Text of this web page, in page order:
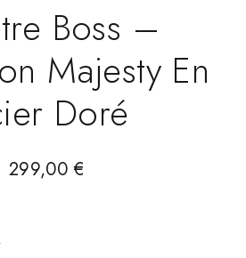
Boss –
Majesty En
Doré
299,00€